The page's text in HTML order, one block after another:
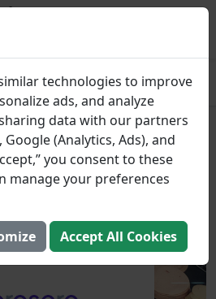
ランナー
事計画
の高い肉
しました： 2025年8月2日）
technologies to improve
ads, and analyze
data with our partners
(Analytics, Ads), and
you consent to these
manage your preferences
Accept All Cookies